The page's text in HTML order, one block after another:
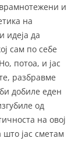
и
на
идеја да
сам по себе
потоа, и јас
разбравме
добиле еден
од
на овој
јас сметам